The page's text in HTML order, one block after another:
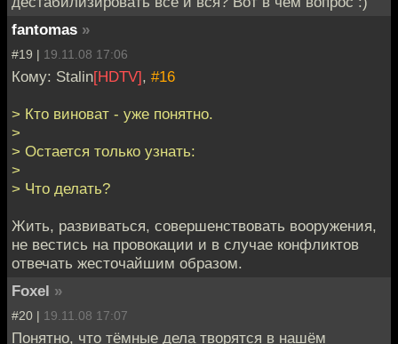
fantomas »
#19 | 19.11.08 17:06
Кому: Stalin[HDTV], #16
> Кто виноват - уже понятно.
>
> Остается только узнать:
>
> Что делать?
Жить, развиваться, совершенствовать вооружения,
не вестись на провокации и в случае конфликтов
отвечать жесточайшим образом.
Foxel »
#20 | 19.11.08 17:07
Понятно, что тёмные дела творятся в нашём